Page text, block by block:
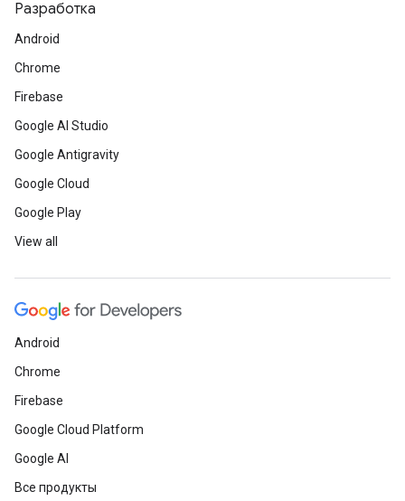
Разработка
Android
Chrome
Firebase
Google AI Studio
Google Antigravity
Google Cloud
Google Play
View all
Android
Chrome
Firebase
Google Cloud Platform
Google AI
Все продукты